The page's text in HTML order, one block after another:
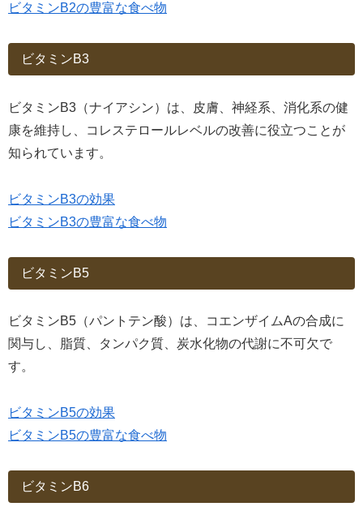
ビタミンB2の豊富な食べ物
ビタミンB3
ビタミンB3（ナイアシン）は、皮膚、神経系、消化系の健
康を維持し、コレステロールレベルの改善に役立つことが
知られています。
ビタミンB3の効果
ビタミンB3の豊富な食べ物
ビタミンB5
ビタミンB5（パントテン酸）は、コエンザイムAの合成に
関与し、脂質、タンパク質、炭水化物の代謝に不可欠で
す。
ビタミンB5の効果
ビタミンB5の豊富な食べ物
ビタミンB6